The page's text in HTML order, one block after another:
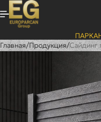
Главная/Продукция/Сайдинг